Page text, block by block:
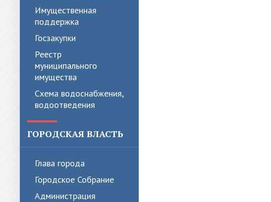
Имущественная
поддержка
Госзакупки
Реестр
муниципального
имущества
Схема водоснабжения,
водоотведения
ГОРОДСКАЯ ВЛАСТЬ
Глава города
Городское Собрание
Администрация